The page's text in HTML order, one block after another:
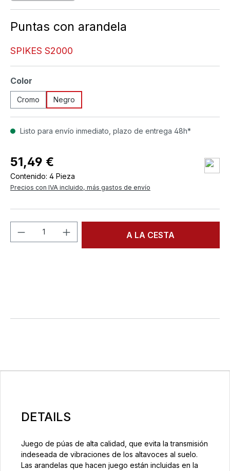
Puntas con arandela
SPIKES S2000
Seleccione
Color
Cromo Negro
Listo para envío inmediato, plazo de entrega 48h*
51,49 €
Contenido: 4 Pieza
Precios con IVA incluido, más gastos de envío
Cantidad del producto: introduce la
A LA CESTA
DETAILS
Juego de púas de alta calidad, que evita la transmisión
indeseada de vibraciones de los altavoces al suelo.
Las arandelas que hacen juego están incluidas en la